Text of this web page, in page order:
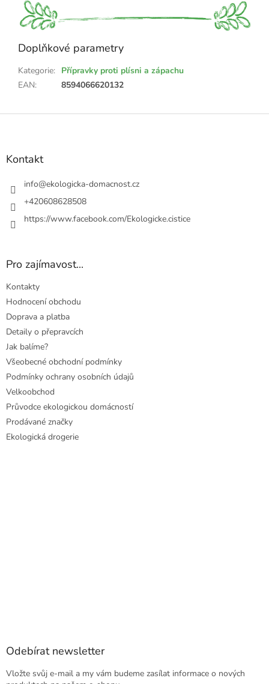
Doplňkové parametry
Kategorie: Přípravky proti plísni a zápachu
EAN: 8594066620132
Z
Kontakt
info@ekologicka-domacnost.cz
+420608628508
https://www.facebook.com/Ekologicke.cistice
Pro zajímavost...
Kontakty
Hodnocení obchodu
Doprava a platba
Detaily o přepravcích
Jak balíme?
Všeobecné obchodní podmínky
Podmínky ochrany osobních údajů
Velkoobchod
Průvodce ekologickou domácností
Prodávané značky
Ekologická drogerie
Odebírat newsletter
Vložte svůj e-mail a my vám budeme zasílat informace o nových